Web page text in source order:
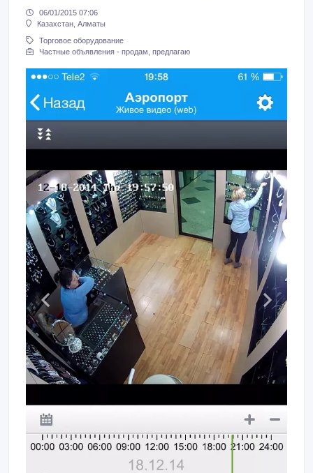
06/01/2015 07:06
Казахстан, Алматы
Торговое оборудование
Частные объявления - продам, предлагаю